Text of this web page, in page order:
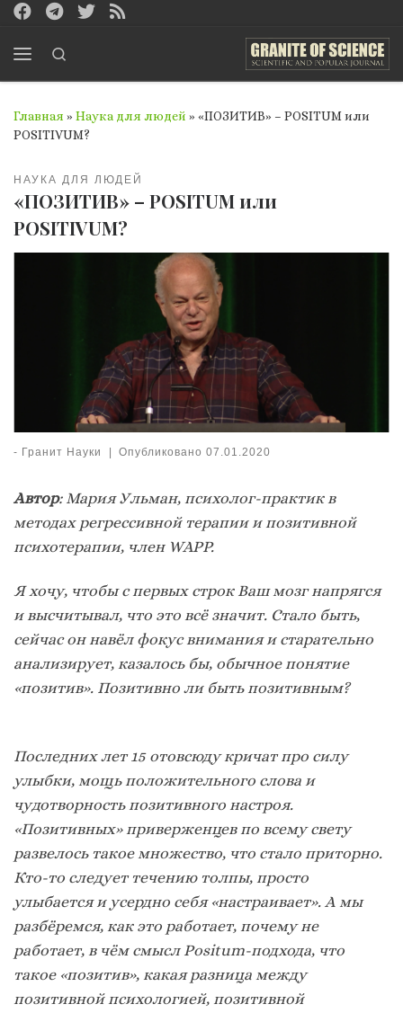
Перейти к содержимому
Главная » Наука для людей » «ПОЗИТИВ» – POSITUM или
POSITIVUM?
НАУКА ДЛЯ ЛЮДЕЙ
«ПОЗИТИВ» – POSITUM или
POSITIVUM?
- Гранит Науки | Опубликовано07.01.2020
Автор: Мария Ульман, психолог-практик в
методах регрессивной терапии и позитивной
психотерапии, член WAPP.
Я хочу, чтобы с первых строк Ваш мозг напрягся
и высчитывал, что это всё значит. Стало быть,
сейчас он навёл фокус внимания и старательно
анализирует, казалось бы, обычное понятие
«позитив». Позитивно ли быть позитивным?
Последних лет 15 отовсюду кричат про силу
улыбки, мощь положительного слова и
чудотворность позитивного настроя.
«Позитивных» приверженцев по всему свету
развелось такое множество, что стало приторно.
Кто-то следует течению толпы, просто
улыбается и усердно себя «настраивает». А мы
разбёремся, как это работает, почему не
работает, в чём смысл Positum-подхода, что
такое «позитив», какая разница между
позитивной психологией, позитивной